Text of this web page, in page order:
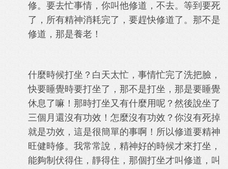
修。要去忙事情，你叫他修道，不去。等到要死
了，所有精神消耗完了，要趕快修道了。那不是
修道，那是養老！
什麼時候打坐？白天太忙，事情忙完了洗把臉，
快要睡覺時要打坐了，那不是打坐，那是要睡覺
休息了嘛！那時打坐又有什麼用呢？然後說坐了
三個月還沒有功效！怎麼沒有功效？你沒有死掉
就是功效，這是很簡單的事啊！所以修道要精神
旺健時修。我常常說，精神好的時候才來打坐，
能夠制伏得住，靜得住，那個打坐才叫修道，叫